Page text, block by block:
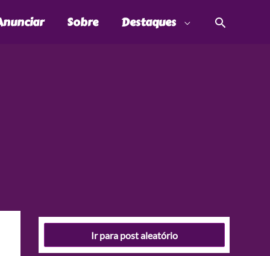
Sobre Destaques
Ir para post aleatório